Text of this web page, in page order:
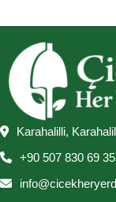
Karahalilli,
+90 507 830 69 35